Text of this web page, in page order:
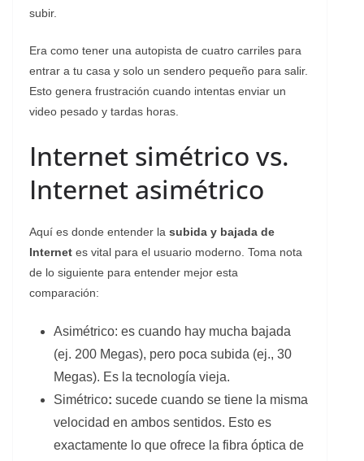
subir.
Era como tener una autopista de cuatro carriles para
entrar a tu casa y solo un sendero pequeño para salir.
Esto genera frustración cuando intentas enviar un
video pesado y tardas horas.
Internet simétrico vs.
Internet asimétrico
Aquí es donde entender la subida y bajada de
Internet es vital para el usuario moderno. Toma nota
de lo siguiente para entender mejor esta
comparación:
Asimétrico: es cuando hay mucha bajada
(ej. 200 Megas), pero poca subida (ej., 30
Megas). Es la tecnología vieja.
Simétrico: sucede cuando se tiene la misma
velocidad en ambos sentidos. Esto es
exactamente lo que ofrece la fibra óptica de